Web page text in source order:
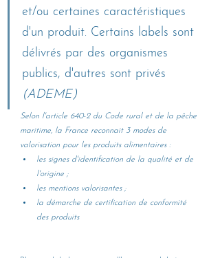
et/ou certaines caractéristiques
d'un produit. Certains labels sont
délivrés par des organismes
publics, d'autres sont privés
(ADEME)
Selon l'article 640-2 du Code rural et de la pêche
maritime, la France reconnait 3 modes de
valorisation pour les produits alimentaires :
les signes d'identification de la qualité et de
l'origine ;
les mentions valorisantes ;
la démarche de certification de conformité
des produits